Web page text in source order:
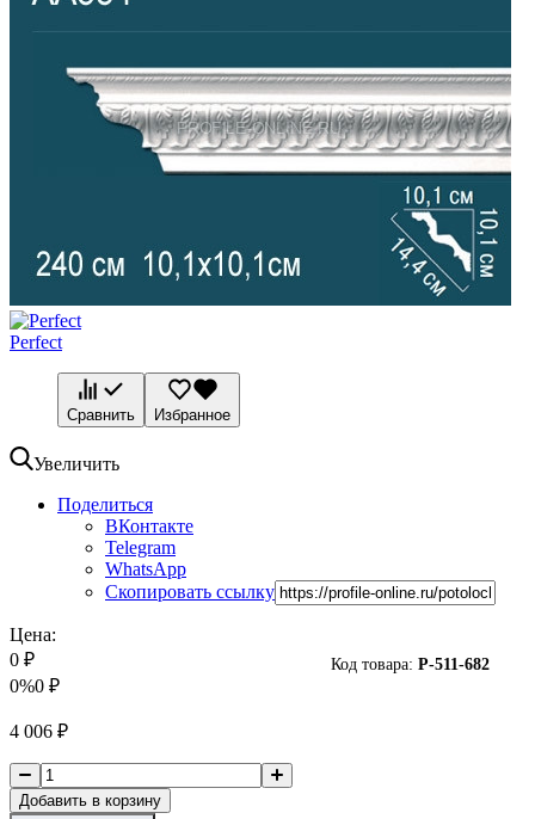
Perfect
Сравнить Избранное
Увеличить
Поделиться
ВКонтакте
Telegram
WhatsApp
Скопировать ссылку
Код товара: P-511-682
Цена:
0 ₽
0%0 ₽
4 006 ₽
Добавить в корзину